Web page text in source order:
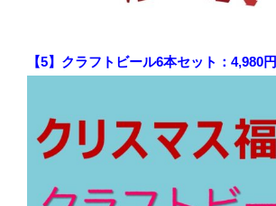
【5】クラフトビール6本セット：4,980円